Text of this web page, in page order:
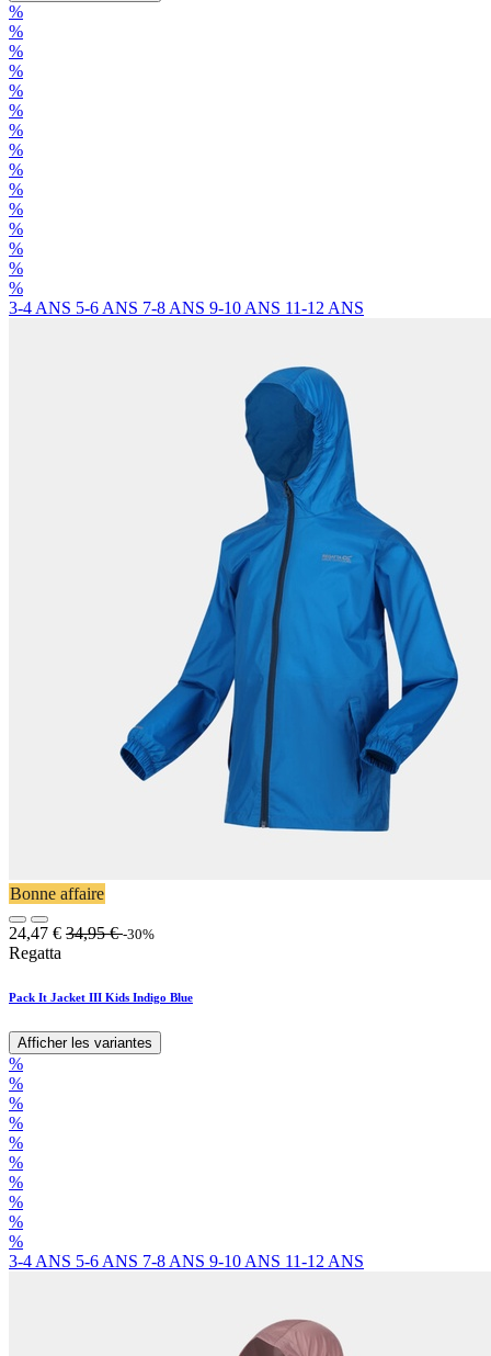
%
%
%
%
%
%
%
%
%
%
%
%
%
%
%
3-4 ANS 5-6 ANS 7-8 ANS 9-10 ANS 11-12 ANS
Bonne affaire
24,47 € 34,95€ -30%
Regatta
Pack It Jacket III Kids Indigo Blue
Afficher les variantes
%
%
%
%
%
%
%
%
%
%
3-4 ANS 5-6 ANS 7-8 ANS 9-10 ANS 11-12 ANS